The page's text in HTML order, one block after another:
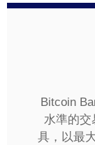
Bitcoin
水準的交
具，以最